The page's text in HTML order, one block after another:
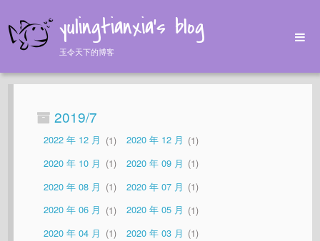
yulingtianxia's blog
玉令天下的博客
Home
Tags
About
2019/7
2022 年 12 月 1 2020 年 12 月
1
2020 年 10 月
1 2020 年 09 月
1
2020 年 08 月
1 2020 年 07 月
1
2020 年 06 月
1 2020 年 05 月
1
2020 年 04 月
1 2020 年 03 月
1